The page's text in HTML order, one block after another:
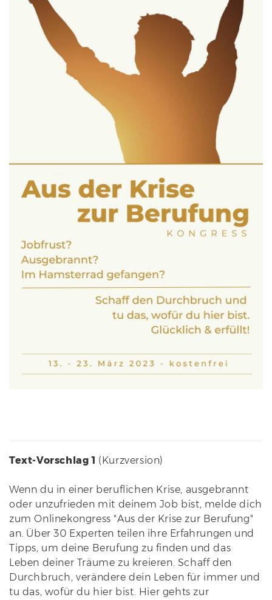
Text-Vorschlag 1 (Kurzversion)
Wenn du in einer beruflichen Krise, ausgebrannt
oder unzufrieden mit deinem Job bist, melde dich
zum Onlinekongress "Aus der Krise zur Berufung"
an. Über 30 Experten teilen ihre Erfahrungen und
Tipps, um deine Berufung zu finden und das
Leben deiner Träume zu kreieren. Schaff den
Durchbruch, verändere dein Leben für immer und
tu das, wofür du hier bist. Hier gehts zur